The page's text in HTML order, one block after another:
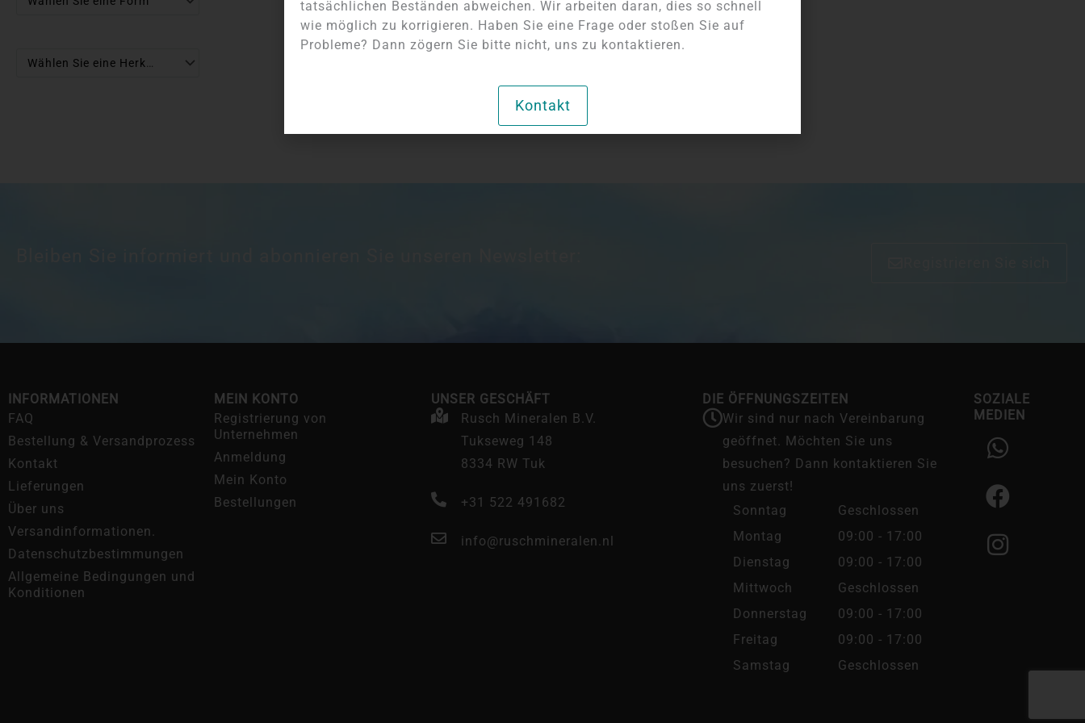
INFORMATIONEN
FAQ
Bestellung & Versandprozess
Kontakt
Lieferungen
Über uns
Versandinformationen.
Datenschutzbestimmungen
Allgemeine Bedingungen und
Konditionen
MEIN KONTO
Registrierung von
Unternehmen
Anmeldung
Mein Konto
Bestellungen
UNSER GESCHÄFT
Rusch Mineralen B.V.
Tukseweg 148
8334 RW Tuk
+31 522 491682
info@ruschmineralen.nl
DIE ÖFFNUNGSZEITEN
Wir sind nur nach Vereinbarung
geöffnet. Möchten Sie uns
besuchen? Dann kontaktieren Sie
uns zuerst!
Sonntag
Geschlossen
Montag
09:00 - 17:00
Dienstag
09:00 - 17:00
Mittwoch
Geschlossen
Donnerstag
09:00 - 17:00
Freitag
09:00 - 17:00
Samstag
Geschlossen
SOZIALE
MEDIEN
W
h
a
t
s
a
F
a
c
e
b
o
I
n
s
t
a
g
tatsächlichen Beständen abweichen. Wir arbeiten daran, dies so schnell
wie möglich zu korrigieren. Haben Sie eine Frage oder stoßen Sie auf
Probleme? Dann zögern Sie bitte nicht, uns zu kontaktieren.
Kontakt